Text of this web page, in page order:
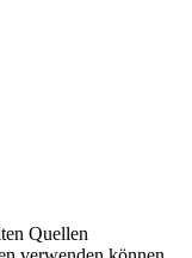
Quellen